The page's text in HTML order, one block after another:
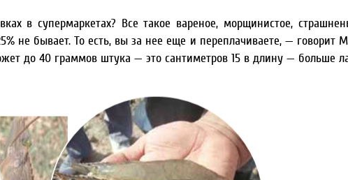
в супермаркетах? Все такое вареное, морщинистое,
не бывает. То есть, вы за нее еще и переплачиваете, — говорит
до 40 граммов штука — это сантиметров 15 в длину — больше